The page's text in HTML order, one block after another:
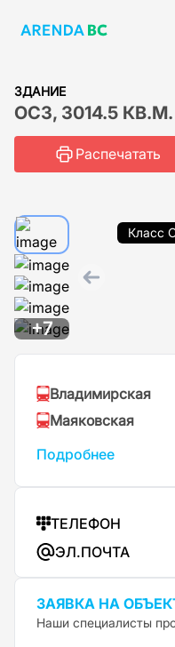
ЗДАНИЕ
ОСЗ, 3014.5
Распечатать
Класс
+7
Владимирская
Маяковская
Подробнее
ТЕЛЕФОН
ЭЛ.ПОЧТА
ЗАЯВКА НА
Наши специалисты